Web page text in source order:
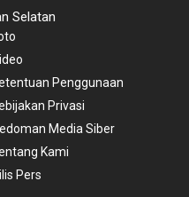
Selatan
Penggunaan
Privasi
Media Siber
Kami
Pers